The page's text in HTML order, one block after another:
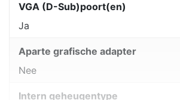
VGA (D-Sub)poort(en)
Ja
Aparte grafische adapter
Nee
Intern geheugentype